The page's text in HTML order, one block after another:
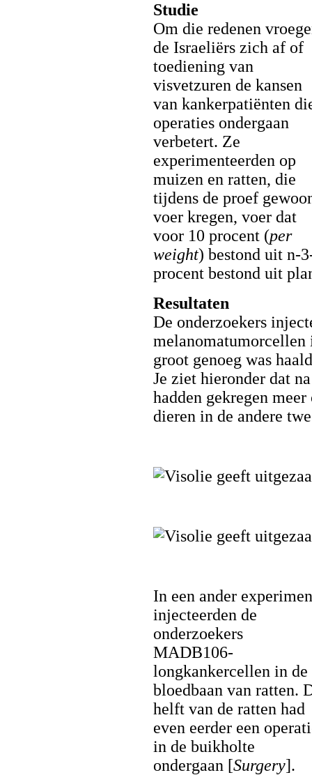
Studie
Om die redenen
de Israeliërs zich af of
toediening van
visvetzuren de kansen
van kankerpatiënten
operaties ondergaan
verbetert. Ze
experimenteerden op
muizen en ratten, die
tijdens de proef
voer kregen, voer dat
voor 10 procent (per
weight) bestond uit n-
procent bestond uit
Resultaten
De onderzoekers
melanomatumorcellen
groot genoeg was
Je ziet hieronder dat
hadden gekregen
dieren in de andere
In een ander
injecteerden de
onderzoekers
MADB106-
longkankercellen in de
bloedbaan van ratten.
helft van de ratten had
even eerder een
in de buikholte
ondergaan [Surgery].